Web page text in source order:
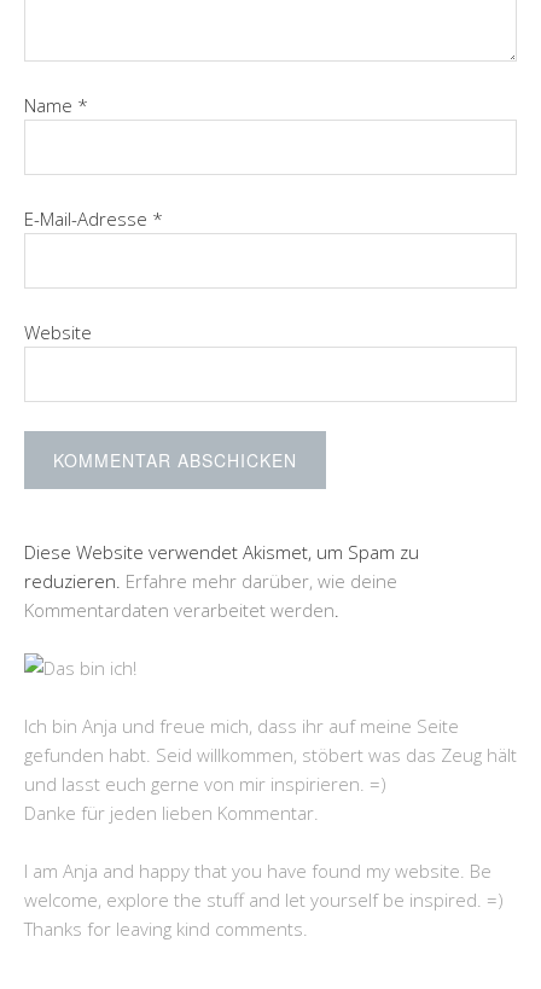
Name *
E-Mail-Adresse *
Website
Diese Website verwendet Akismet, um Spam zu
reduzieren. Erfahre mehr darüber, wie deine
Kommentardaten verarbeitet werden.
Ich bin Anja und freue mich, dass ihr auf meine Seite
gefunden habt. Seid willkommen, stöbert was das Zeug hält
und lasst euch gerne von mir inspirieren. =)
Danke für jeden lieben Kommentar.
I am Anja and happy that you have found my website. Be
welcome, explore the stuff and let yourself be inspired. =)
Thanks for leaving kind comments.